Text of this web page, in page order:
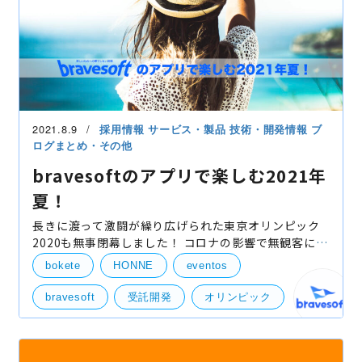
2021.8.9 採用情報サービス・製品技術・開発情報 ブ
ログまとめ・その他
bravesoftのアプリで楽しむ2021年
夏！
長きに渡って激闘が繰り広げられた東京オリンピック
2020も無事閉幕しました！ コロナの影響で無観客にこ
そなってしまいましたが、ホーム・アドバンテージを
活かし、歴代最多となるメダルを獲得した日本選手団
に拍手
bokete HONNE eventos
bravesoft 受託開発 オリンピック